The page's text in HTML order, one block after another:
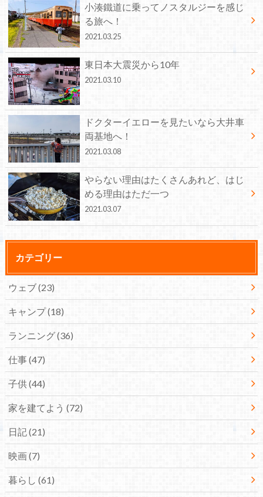
小湊鐵道に乗ってノスタルジーを感じ
る旅へ！
2021.03.25
東日本大震災から10年
2021.03.10
ドクターイエローを見たいなら大井車
両基地へ！
2021.03.08
やらない理由はたくさんあれど、はじ
める理由はただ一つ
2021.03.07
カテゴリー
ウェブ(23)
キャンプ(18)
ランニング(36)
仕事(47)
子供(44)
家を建てよう (72)
日記(21)
映画(7)
暮らし (61)